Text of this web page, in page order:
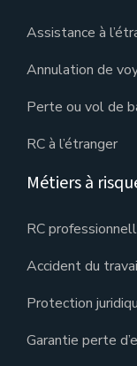
Assistance à
Annulation de
Perte ou vol de
RC à l’étranger
Métiers à
RC
Accident du
Protection
Garantie perte